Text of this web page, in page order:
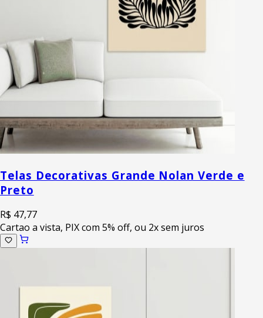
Telas Decorativas Grande Nolan Verde e
Preto
R$ 47,77
Cartao a vista, PIX com 5% off, ou 2x sem juros